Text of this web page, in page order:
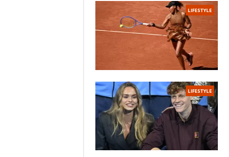
LIFESTYLE
LIFESTYLE